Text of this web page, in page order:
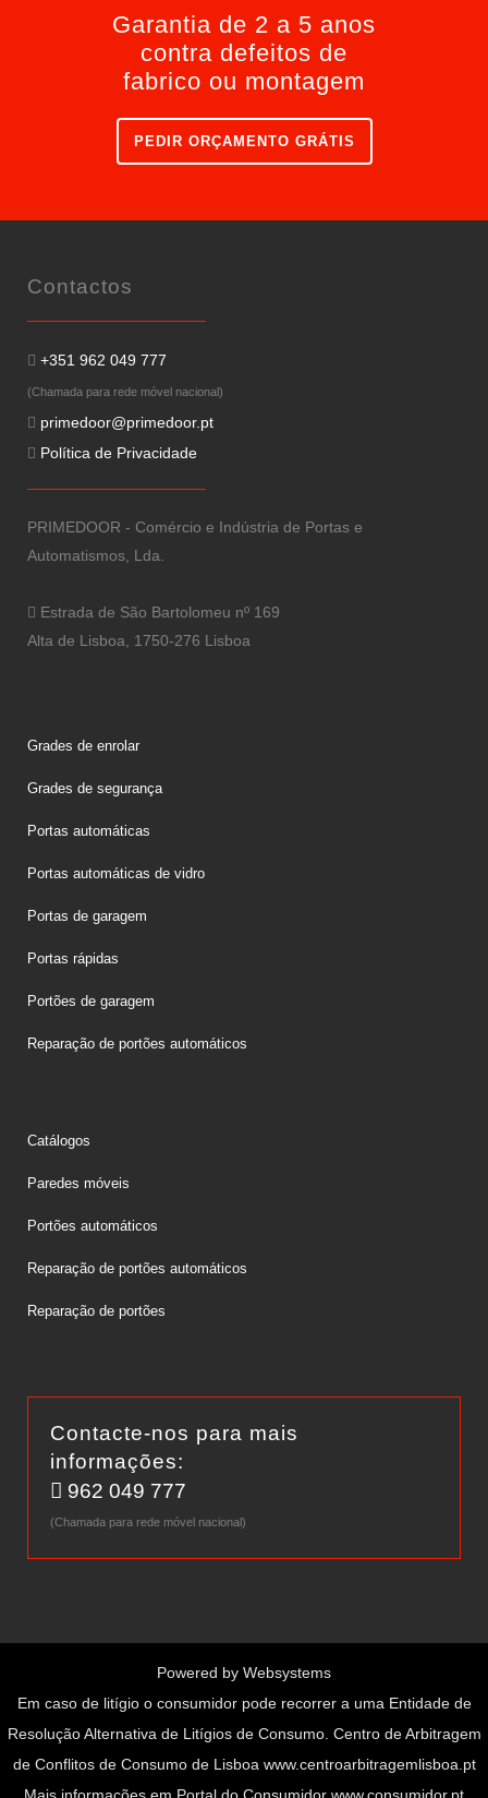
Garantia de 2 a 5 anos
contra defeitos de
fabrico ou montagem
PEDIR ORÇAMENTO GRÁTIS
Contactos
+351 962 049 777
(Chamada para rede móvel nacional)
primedoor@primedoor.pt
Política de Privacidade
PRIMEDOOR - Comércio e Indústria de Portas e
Automatismos, Lda.
Estrada de São Bartolomeu nº 169
Alta de Lisboa, 1750-276 Lisboa
Grades de enrolar
Grades de segurança
Portas automáticas
Portas automáticas de vidro
Portas de garagem
Portas rápidas
Portões de garagem
Reparação de portões automáticos
Catálogos
Paredes móveis
Portões automáticos
Reparação de portões automáticos
Reparação de portões
Contacte-nos para mais
informações:
962 049 777
(Chamada para rede móvel nacional)
Powered by Websystems
Em caso de litígio o consumidor pode recorrer a uma Entidade de
Resolução Alternativa de Litígios de Consumo. Centro de Arbitragem
de Conflitos de Consumo de Lisboa www.centroarbitragemlisboa.pt
Mais informações em Portal do Consumidor www.consumidor.pt